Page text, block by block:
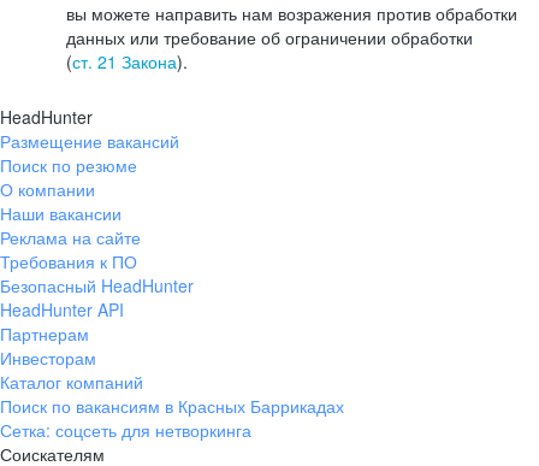
вы можете направить нам возражения против обработки
данных или требование об ограничении обработки
(ст. 21 Закона).
HeadHunter
Размещение вакансий
Поиск по резюме
О компании
Наши вакансии
Реклама на сайте
Требования к ПО
Безопасный HeadHunter
HeadHunter API
Партнерам
Инвесторам
Каталог компаний
Поиск по вакансиям в Красных Баррикадах
Сетка: соцсеть для нетворкинга
Соискателям